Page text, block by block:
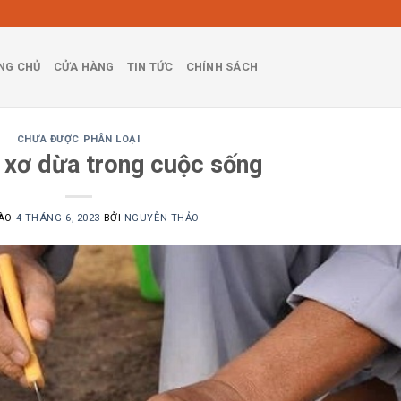
CHỦ CỬA HÀNG TIN TỨC CHÍNH SÁCH
CHƯA ĐƯỢC PHÂN LOẠI
xơ dừa trong cuộc sống
4 THÁNG 6, 2023 BỞI NGUYỄN THẢO